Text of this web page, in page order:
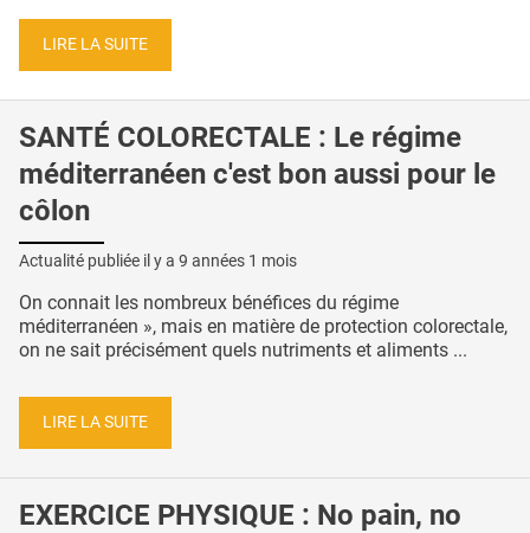
LIRE LA SUITE
SANTÉ COLORECTALE : Le régime
méditerranéen c'est bon aussi pour le
côlon
Actualité publiée il y a 9 années 1 mois
On connait les nombreux bénéfices du régime
méditerranéen », mais en matière de protection colorectale,
on ne sait précisément quels nutriments et aliments ...
LIRE LA SUITE
EXERCICE PHYSIQUE : No pain, no